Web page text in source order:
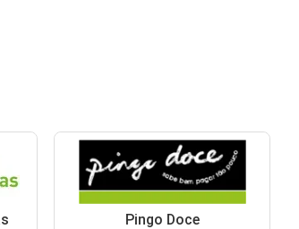
Pingo Doce